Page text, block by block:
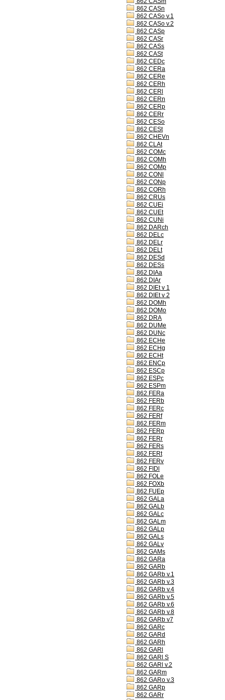
862 CASn
862 CASo v.1
862 CASo v.2
862 CASp
862 CASr
862 CASs
862 CASt
862 CEDc
862 CERa
862 CERe
862 CERh
862 CERl
862 CERn
862 CERp
862 CERr
862 CESo
862 CESt
862 CHEVn
862 CLAt
862 COMc
862 COMh
862 COMp
862 CONl
862 CONp
862 CORh
862 CRUs
862 CUEi
862 CUEt
862 CUNi
862 DARch
862 DELc
862 DELr
862 DELt
862 DESd
862 DESs
862 DIAa
862 DIAr
862 DIEt v 1
862 DIEt v 2
862 DOMh
862 DOMo
862 DRA
862 DUMe
862 DUNc
862 ECHe
862 ECHg
862 ECHt
862 ENCp
862 ESCp
862 ESPc
862 ESPm
862 FERa
862 FERb
862 FERc
862 FERf
862 FERm
862 FERp
862 FERr
862 FERs
862 FERt
862 FERv
862 FIDl
862 FOLe
862 FOXb
862 FUEp
862 GALa
862 GALb
862 GALc
862 GALm
862 GALp
862 GALs
862 GALv
862 GAMs
862 GARa
862 GARb
862 GARb v.1
862 GARb v.3
862 GARb v.4
862 GARb v.5
862 GARb v.6
862 GARb v.8
862 GARb v7
862 GARc
862 GARd
862 GARh
862 GARl
862 GARl S
862 GARl v.2
862 GARm
862 GARo v.3
862 GARp
862 GARr